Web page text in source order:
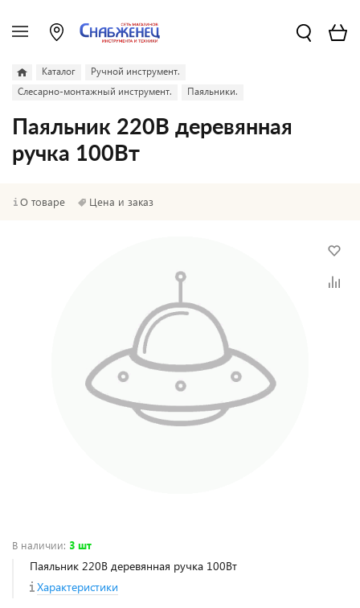
Каталог
Ручной инструмент.
Слесарно-монтажный инструмент.
Паяльники.
Паяльник 220В деревянная
ручка 100Вт
О товаре Цена и заказ
В наличии: 3 шт
Паяльник 220В деревянная ручка 100Вт
Характеристики